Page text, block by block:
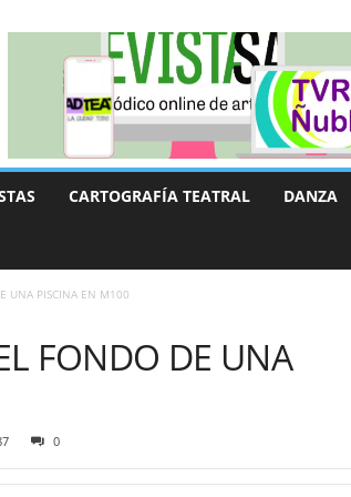
CARTOGRAFÍA TEATRAL DANZA
UNA PISCINA EN M100
FONDO DE UNA
0